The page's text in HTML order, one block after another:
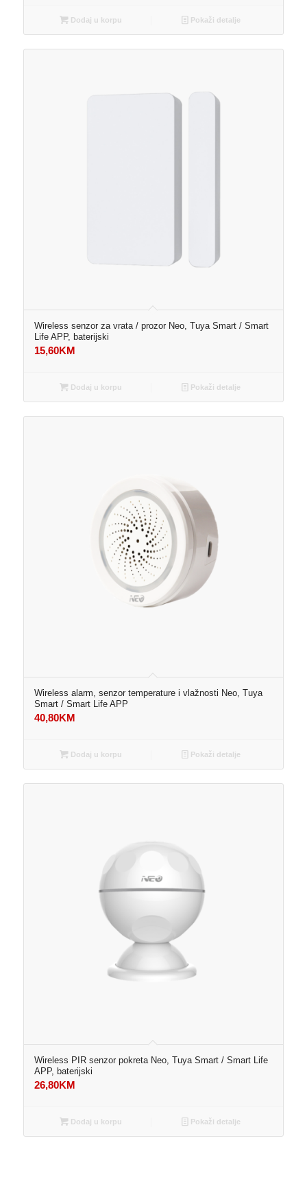
Dodaj u korpu Pokaži detalje
Wireless senzor za vrata / prozor Neo, Tuya Smart / Smart
Life APP, baterijski
15,60KM
Dodaj u korpu Pokaži detalje
Wireless alarm, senzor temperature i vlažnosti Neo, Tuya
Smart / Smart Life APP
40,80KM
Dodaj u korpu Pokaži detalje
Wireless PIR senzor pokreta Neo, Tuya Smart / Smart Life
APP, baterijski
26,80KM
Dodaj u korpu Pokaži detalje